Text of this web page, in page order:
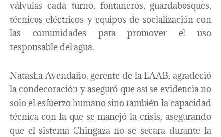
válvulas cada turno, fontaneros, guardabosques,
técnicos eléctricos y equipos de socialización con
las comunidades para promover el uso
responsable del agua.
Natasha Avendaño, gerente de la EAAB, agradeció
la condecoración y aseguró que así se evidencia no
solo el esfuerzo humano sino también la capacidad
técnica con la que se manejó la crisis, asegurando
que el sistema Chingaza no se secara durante la